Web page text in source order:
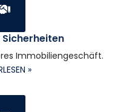
Immobiliengeschäft.
»